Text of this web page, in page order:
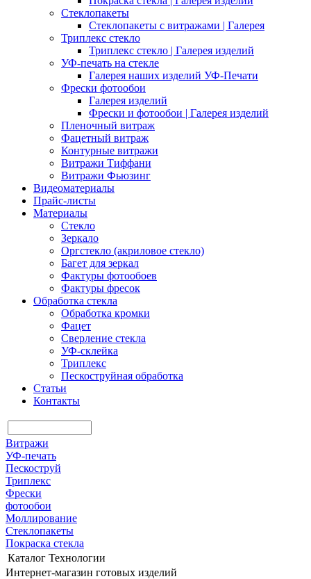
Стеклопакеты
Стеклопакеты с витражами | Галерея
Триплекс стекло
Триплекс стекло | Галерея изделий
УФ-печать на стекле
Галерея наших изделий УФ-Печати
Фрески фотообои
Галерея изделий
Фрески и фотообои | Галерея изделий
Пленочный витраж
Фацетный витраж
Контурные витражи
Витражи Тиффани
Витражи Фьюзинг
Видеоматериалы
Прайс-листы
Материалы
Стекло
Зеркало
Оргстекло (акриловое стекло)
Багет для зеркал
Фактуры фотообоев
Фактуры фресок
Обработка стекла
Обработка кромки
Фацет
Сверление стекла
УФ-склейка
Триплекс
Пескоструйная обработка
Статьи
Контакты
Витражи
УФ-печать
Пескоструй
Триплекс
Фрески
фотообои
Моллирование
Стеклопакеты
Покраска стекла
Каталог Технологии
Интернет-магазин готовых изделий